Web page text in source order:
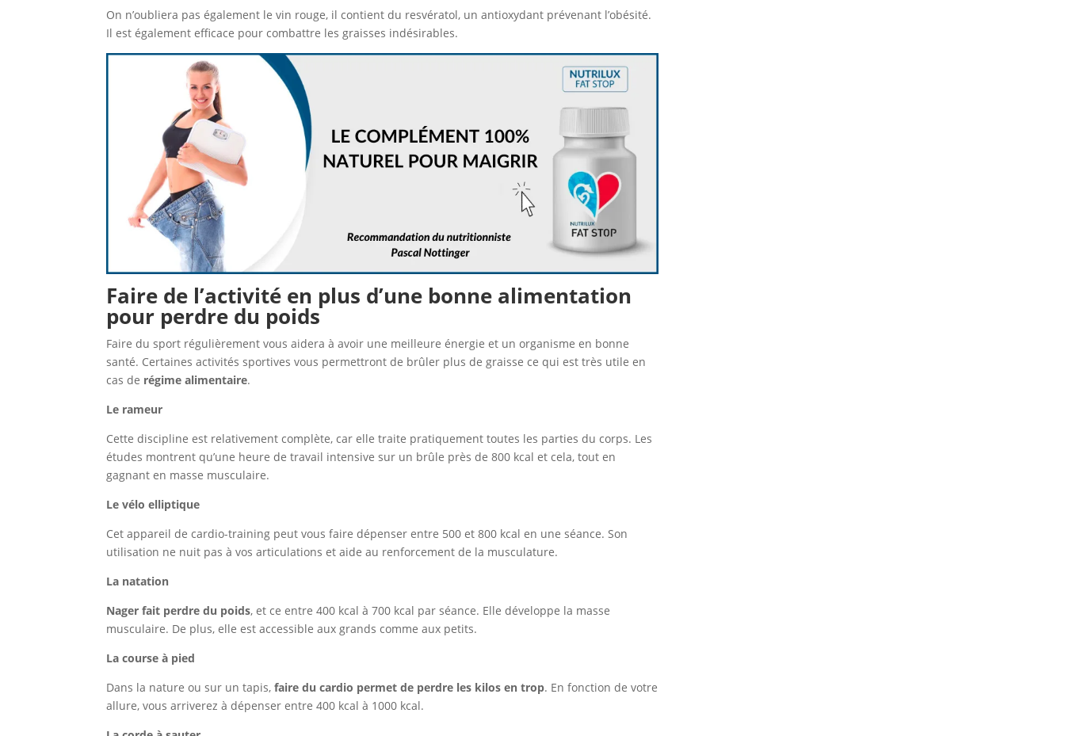
On n’oubliera pas également le vin rouge, il contient du resvératol, un antioxydant prévenant l’obésité.
Il est également efficace pour combattre les graisses indésirables.
Faire de l’activité en plus d’une bonne alimentation
pour perdre du poids
Faire du sport régulièrement vous aidera à avoir une meilleure énergie et un organisme en bonne
santé. Certaines activités sportives vous permettront de brûler plus de graisse ce qui est très utile en
cas de régime alimentaire.
Le rameur
Cette discipline est relativement complète, car elle traite pratiquement toutes les parties du corps. Les
études montrent qu’une heure de travail intensive sur un brûle près de 800 kcal et cela, tout en
gagnant en masse musculaire.
Le vélo elliptique
Cet appareil de cardio-training peut vous faire dépenser entre 500 et 800 kcal en une séance. Son
utilisation ne nuit pas à vos articulations et aide au renforcement de la musculature.
La natation
Nager fait perdre du poids, et ce entre 400 kcal à 700 kcal par séance. Elle développe la masse
musculaire. De plus, elle est accessible aux grands comme aux petits.
La course à pied
Dans la nature ou sur un tapis,faire du cardio permet de perdre les kilos en trop. En fonction de votre
allure, vous arriverez à dépenser entre 400 kcal à 1000 kcal.